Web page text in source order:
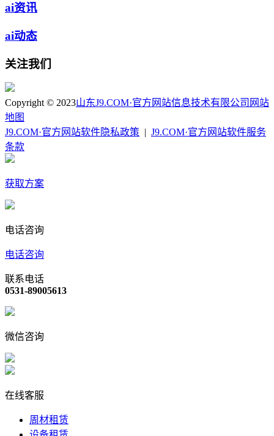
ai资讯
ai动态
关注我们
Copyright © 2023山东J9.COM·官方网站信息技术有限公司 网站
地图
J9.COM·官方网站软件隐私政策
J9.COM·官方网站软件服务
条款
获取方案
电话咨询
电话咨询
联系电话
0531-89005613
微信咨询
在线客服
周材租赁